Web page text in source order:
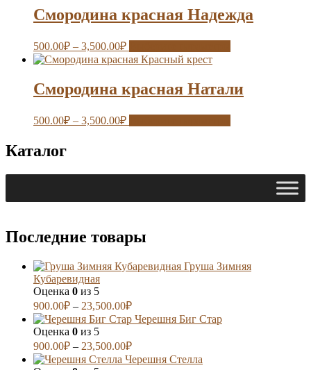
Смородина красная Надежда
500.00₽ – 3,500.00₽
Смородина красная Натали
500.00₽ – 3,500.00₽
Каталог
Последние товары
Груша Зимняя
Кубаревидная
Оценка 0 из 5
900.00₽ – 23,500.00₽
Черешня Биг Стар
Оценка 0 из 5
900.00₽ – 23,500.00₽
Черешня Стелла